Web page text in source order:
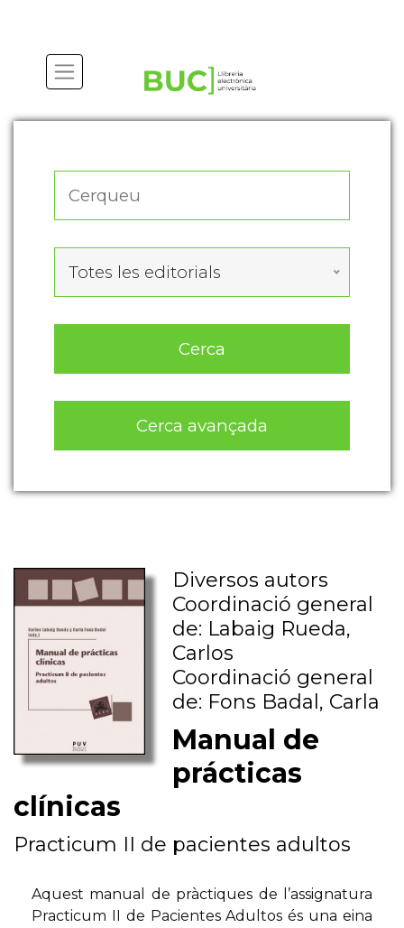
Totes les editorials
Cerca
Cerca avançada
Diversos autors
Coordinació general
de: Labaig Rueda,
Carlos
Coordinació general
de: Fons Badal, Carla
Manual de
prácticas
clínicas
Practicum II de pacientes adultos
Aquest manual de pràctiques de l’assignatura
Practicum II de Pacientes Adultos és una eina